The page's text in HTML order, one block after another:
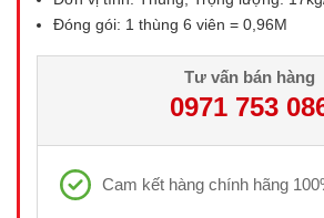
Đóng gói: 1 thùng 6 viên = 0,96M
Tư vấn bán hàng
0971 753
Cam kết hàng chính hãng